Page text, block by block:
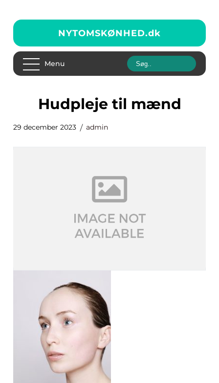
NYTOMSKØNHED.dk
Menu
hudpleje til mænd
29 december 2023 admin